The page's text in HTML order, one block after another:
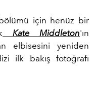
için henüz bir
Kate Middleton'ın
elbisesini yeniden
ilk bakış fotoğrafı